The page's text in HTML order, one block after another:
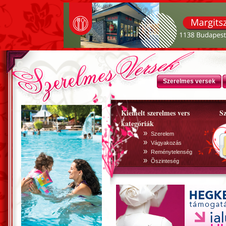
Szerelmes versek
Kiemelt szerelmes vers
kategóriák
» Szerelem
» Vágyakozás
» Reménytelenség
» Õszinteség